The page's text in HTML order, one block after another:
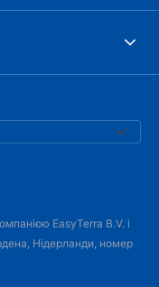
EasyTerra B.V. і
Нідерланди, номер